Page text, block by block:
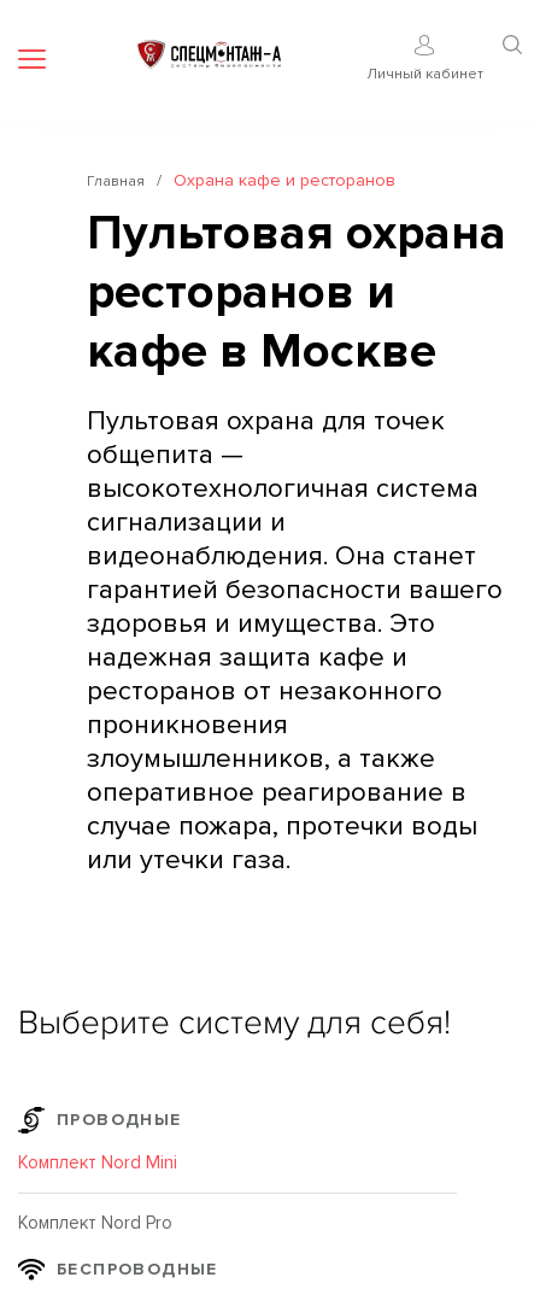
Личный кабинет
Главная / Охрана кафе и ресторанов
Пультовая охрана
ресторанов и
кафе в Москве
Пультовая охрана для точек
общепита —
высокотехнологичная система
сигнализации и
видеонаблюдения. Она станет
гарантией безопасности вашего
здоровья и имущества. Это
надежная защита кафе и
ресторанов от незаконного
проникновения
злоумышленников, а также
оперативное реагирование в
случае пожара, протечки воды
или утечки газа.
Выберите систему для себя!
ПРОВОДНЫЕ
Комплект Nord Mini
Комплект Nord Pro
БЕСПРОВОДНЫЕ